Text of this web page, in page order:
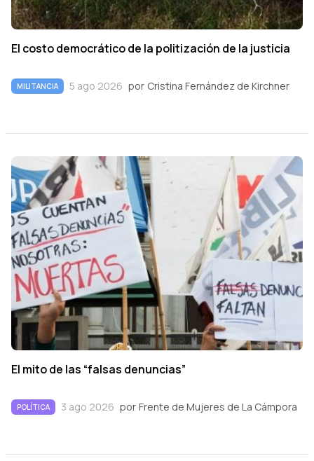
El costo democrático de la politización de la justicia
MILITANCIA 5 ago 2026 por Cristina Fernández de Kirchner
El mito de las “falsas denuncias”
POLÍTICA 3 ago 2026 por Frente de Mujeres de La Cámpora